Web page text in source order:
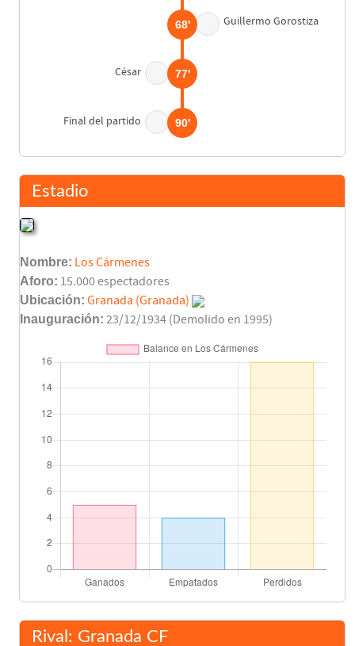
Guillermo Gorostiza
68'
César 77'
Final del partido 90'
Estadio
Nombre: Los Cármenes
Aforo: 15.000 espectadores
Ubicación: Granada (Granada)
Inauguración: 23/12/1934 (Demolido en 1995)
Rival: Granada CF